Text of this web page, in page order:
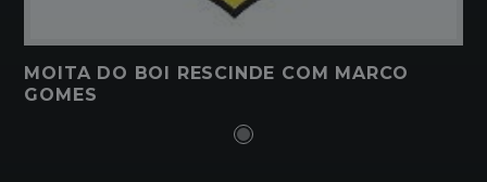
MOITA DO BOI RESCINDE COM MARCO
GOMES